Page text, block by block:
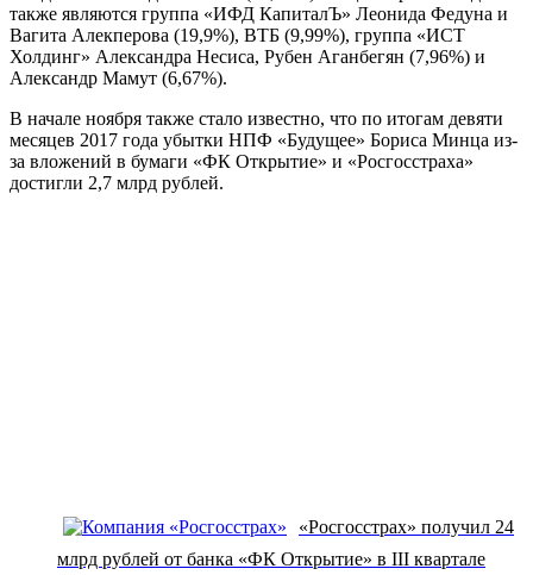
также являются группа «ИФД КапиталЪ» Леонида Федуна и
Вагита Алекперова (19,9%), ВТБ (9,99%), группа «ИСТ
Холдинг» Александра Несиса, Рубен Аганбегян (7,96%) и
Александр Мамут (6,67%).
В начале ноября также стало известно, что по итогам девяти
месяцев 2017 года убытки НПФ «Будущее» Бориса Минца из-
за вложений в бумаги «ФК Открытие» и «Росгосстраха»
достигли 2,7 млрд рублей.
«Росгосстрах» получил 24
млрд рублей от банка «ФК Открытие» в III квартале